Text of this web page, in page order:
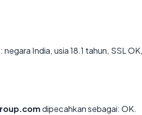
: negara India, usia 18.1 tahun, SSL
dipecahkan sebagai: OK.